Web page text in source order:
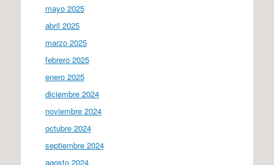
mayo 2025
abril 2025
marzo 2025
febrero 2025
enero 2025
diciembre 2024
noviembre 2024
octubre 2024
septiembre 2024
agosto 2024